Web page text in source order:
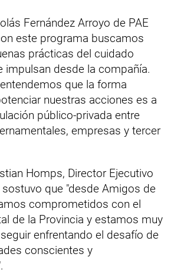
Fernández Arroyo de PAE
este programa buscamos
prácticas del cuidado
impulsan desde la compañía.
que la forma
nuestras acciones es a
público-privada entre
empresas y tercer
Homps, Director Ejecutivo
que "desde Amigos de
comprometidos con el
de la Provincia y estamos muy
enfrentando el desafío de
conscientes y